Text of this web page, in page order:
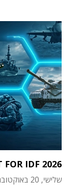
FOR IDF 2026
שלישי, 20 באוקטובר 2026